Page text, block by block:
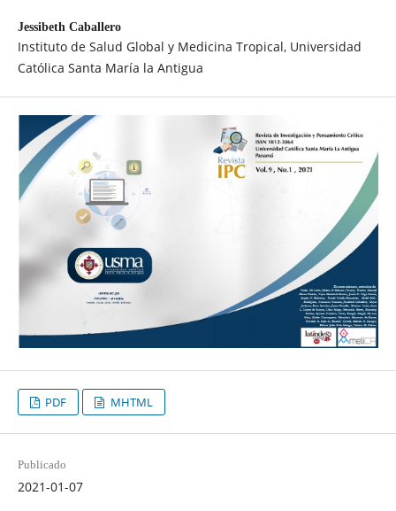
Jessibeth Caballero
Instituto de Salud Global y Medicina Tropical, Universidad
Católica Santa María la Antigua
PDF MHTML
Publicado
2021-01-07